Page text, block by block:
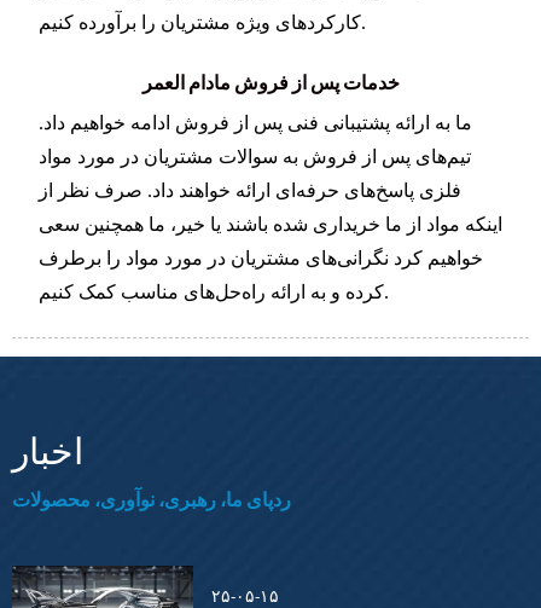
کارکردهای ویژه مشتریان را برآورده کنیم.
خدمات پس از فروش مادام العمر
ما به ارائه پشتیبانی فنی پس از فروش ادامه خواهیم داد.
تیم‌های پس از فروش به سوالات مشتریان در مورد مواد
فلزی پاسخ‌های حرفه‌ای ارائه خواهند داد. صرف نظر از
اینکه مواد از ما خریداری شده باشند یا خیر، ما همچنین سعی
خواهیم کرد نگرانی‌های مشتریان در مورد مواد را برطرف
کرده و به ارائه راه‌حل‌های مناسب کمک کنیم.
اخبار
ردپای ما، رهبری، نوآوری، محصولات
۲۵-۰۵-۱۵